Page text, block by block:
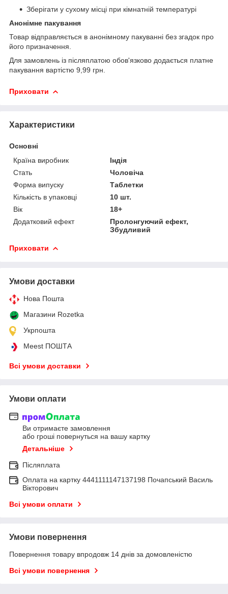
Зберігати у сухому місці при кімнатній температурі
Анонімне пакування
Товар відправляється в анонімному пакуванні без згадок про
його призначення.
Для замовлень із післяплатою обов'язково додається платне
пакування вартістю 9,99 грн.
Приховати
Характеристики
Основні
Країна виробник
Індія
Стать
Чоловіча
Форма випуску
Таблетки
Кількість в упаковці
10 шт.
Вік
18+
Додатковий ефект
Пролонгуючий ефект,
Збудливий
Приховати
Умови доставки
Нова Пошта
Магазини Rozetka
Укрпошта
Meest ПОШТА
Всі умови доставки
Умови оплати
Ви отримаєте замовлення
або гроші повернуться на вашу картку
Детальніше
Післяплата
Оплата на картку 4441111147137198 Почапський Василь
Вікторович
Всі умови оплати
Умови повернення
Повернення товару впродовж 14 днів за домовленістю
Всі умови повернення